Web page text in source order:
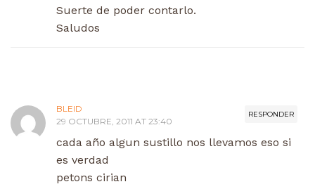
Suerte de poder contarlo.
Saludos
RESPONDER
BLEID
29 OCTUBRE, 2011 AT 23:40
cada año algun sustillo nos llevamos eso si
es verdad
petons cirian